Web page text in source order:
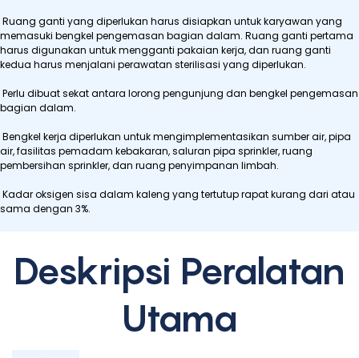
Ruang ganti yang diperlukan harus disiapkan untuk karyawan yang
memasuki bengkel pengemasan bagian dalam. Ruang ganti pertama
harus digunakan untuk mengganti pakaian kerja, dan ruang ganti
kedua harus menjalani perawatan sterilisasi yang diperlukan.
Perlu dibuat sekat antara lorong pengunjung dan bengkel pengemasan
bagian dalam.
Bengkel kerja diperlukan untuk mengimplementasikan sumber air, pipa
air, fasilitas pemadam kebakaran, saluran pipa sprinkler, ruang
pembersihan sprinkler, dan ruang penyimpanan limbah.
Kadar oksigen sisa dalam kaleng yang tertutup rapat kurang dari atau
sama dengan 3%.
Deskripsi Peralatan
Utama